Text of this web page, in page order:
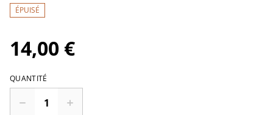
ÉPUISÉ
14,00 €
QUANTITÉ